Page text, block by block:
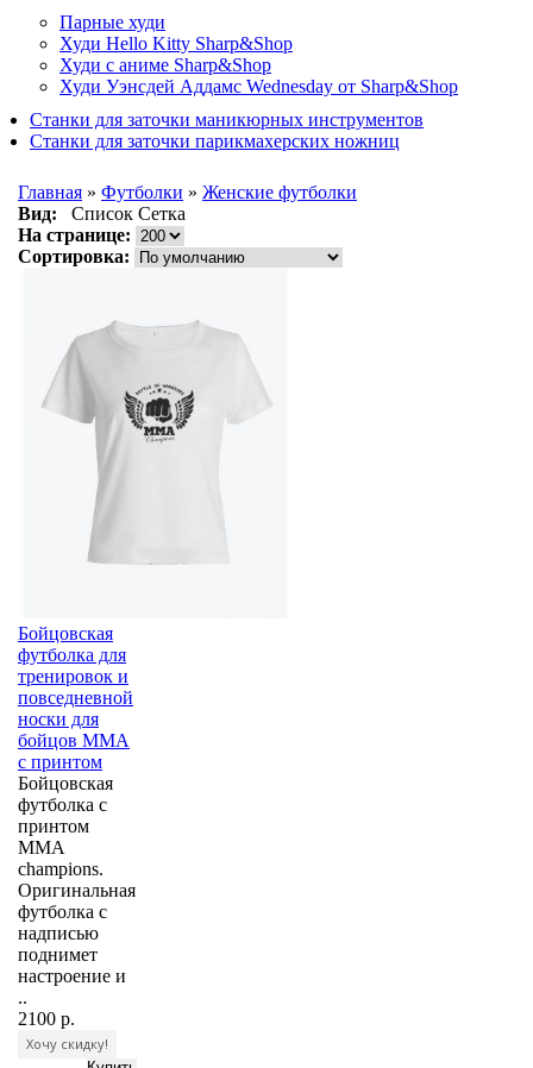
Парные худи
Худи Hello Kitty Sharp&Shop
Худи с аниме Sharp&Shop
Худи Уэнсдей Аддамс Wednesday от Sharp&Shop
Станки для заточки маникюрных инструментов
Станки для заточки парикмахерских ножниц
Главная » Футболки » Женские футболки
Вид:
Список Сетка
На странице:
Сортировка:
Бойцовская
футболка для
тренировок и
повседневной
носки для
бойцов ММА
с принтом
Бойцовская
футболка с
принтом
MMA
champions.
Оригинальная
футболка с
надписью
поднимет
настроение и
..
2100 р.
Хочу скидку!